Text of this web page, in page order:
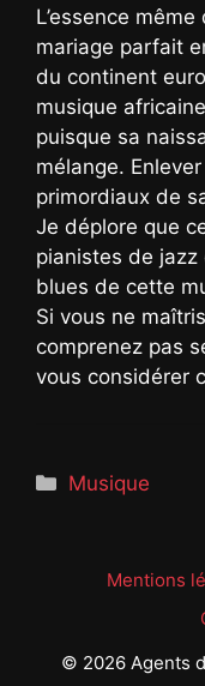
L’essence
mariage parfait
du continent
musique
puisque sa
mélange.
primordiaux de
Je déplore que
pianistes de
blues de cette
Si vous ne
comprenez pas
vous considérer
Catégories
Musique
Mentions
© 2026 Agents